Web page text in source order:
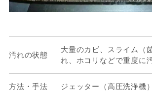
汚れの状態
大量のカビ、スライム（
れ、ホコリなどで重度に
方法・手法 ジェッター（高圧洗浄機）